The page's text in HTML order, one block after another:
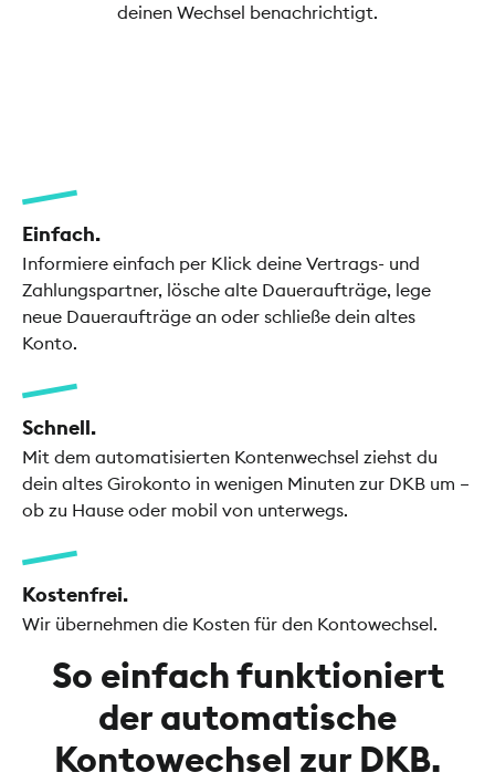
deinen Wechsel benachrichtigt.
Einfach.
Informiere einfach per Klick deine Vertrags- und
Zahlungspartner, lösche alte Daueraufträge, lege
neue Daueraufträge an oder schließe dein altes
Konto.
Schnell.
Mit dem automatisierten Kontenwechsel ziehst du
dein altes Girokonto in wenigen Minuten zur DKB um –
ob zu Hause oder mobil von unterwegs.
Kostenfrei.
Wir übernehmen die Kosten für den Kontowechsel.
So einfach funktioniert
der automatische
Kontowechsel zur DKB.